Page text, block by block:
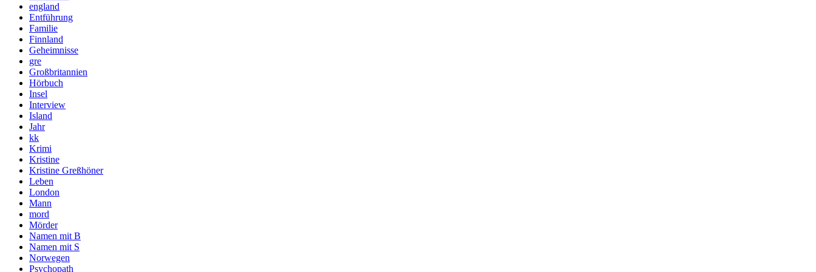
england
Entführung
Familie
Finnland
Geheimnisse
gre
Großbritannien
Hörbuch
Insel
Interview
Island
Jahr
kk
Krimi
Kristine
Kristine Greßhöner
Leben
London
Mann
mord
Mörder
Namen mit B
Namen mit S
Norwegen
Psychopath